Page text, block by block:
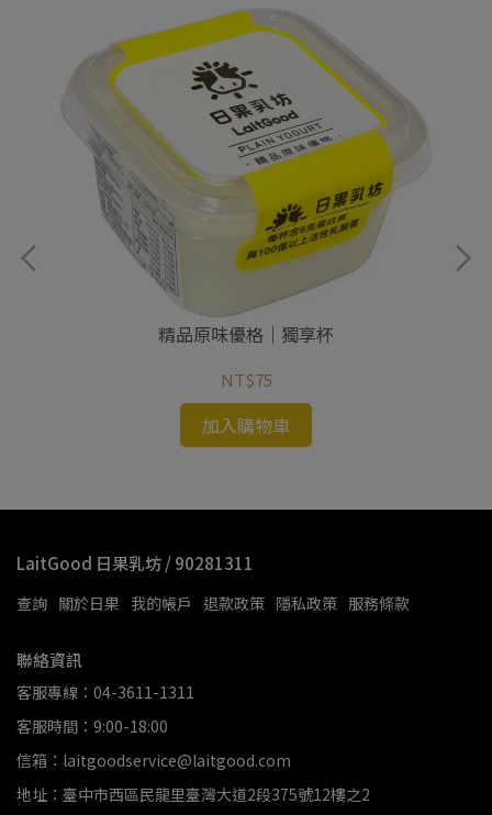
精品原味優格｜獨享杯
NT$75
加入購物車
LaitGood 日果乳坊 / 90281311
查詢 關於日果 我的帳戶 退款政策 隱私政策 服務條款
聯絡資訊
客服專線：04-3611-1311
客服時間：9:00-18:00
信箱：laitgoodservice@laitgood.com
地址：臺中市西區民龍里臺灣大道2段375號12樓之2